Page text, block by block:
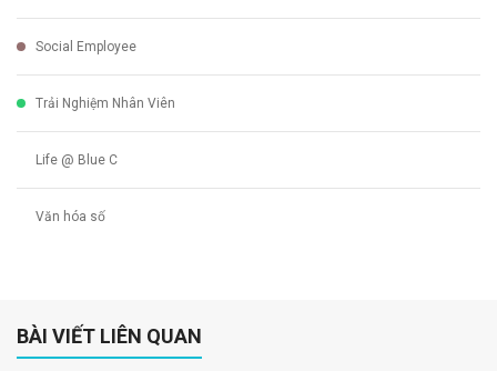
Social Employee
Trải Nghiệm Nhân Viên
Life @ Blue C
Văn hóa số
BÀI VIẾT LIÊN QUAN